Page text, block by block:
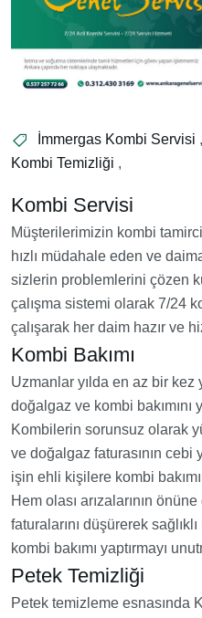
İmmergas Kombi Servisi ,
Kombi Temizliği ,
Kombi Servisi
Müşterilerimizin kombi
hızlı müdahale eden ve
sizlerin problemlerini çözen
çalışma sistemi olarak 7/24
çalışarak her daim hazır ve
Kombi Bakımı
Uzmanlar yılda en az bir kez
doğalgaz ve kombi bakımını
Kombilerin sorunsuz olarak
ve doğalgaz faturasının cebi
işin ehli kişilere kombi
Hem olası arızalarının
faturalarını düşürerek
kombi bakımı yaptırmayı
Petek Temizliği
Petek temizleme esnasında